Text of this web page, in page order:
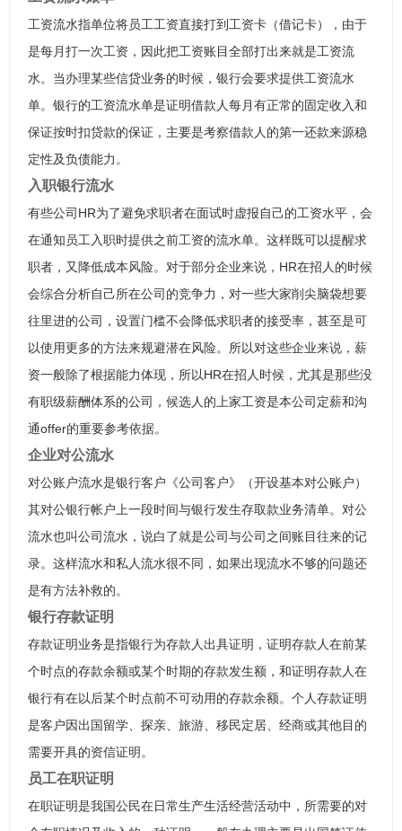
工资流水指单位将员工工资直接打到工资卡（借记卡），由于
是每月打一次工资，因此把工资账目全部打出来就是工资流
水。当办理某些信贷业务的时候，银行会要求提供工资流水
单。银行的工资流水单是证明借款人每月有正常的固定收入和
保证按时扣贷款的保证，主要是考察借款人的第一还款来源稳
定性及负债能力。
入职银行流水
有些公司HR为了避免求职者在面试时虚报自己的工资水平，会
在通知员工入职时提供之前工资的流水单。这样既可以提醒求
职者，又降低成本风险。对于部分企业来说，HR在招人的时候
会综合分析自己所在公司的竞争力，对一些大家削尖脑袋想要
往里进的公司，设置门槛不会降低求职者的接受率，甚至是可
以使用更多的方法来规避潜在风险。所以对这些企业来说，薪
资一般除了根据能力体现，所以HR在招人时候，尤其是那些没
有职级薪酬体系的公司，候选人的上家工资是本公司定薪和沟
通offer的重要参考依据。
企业对公流水
对公账户流水是银行客户《公司客户》（开设基本对公账户）
其对公银行帐户上一段时间与银行发生存取款业务清单。对公
流水也叫公司流水，说白了就是公司与公司之间账目往来的记
录。这样流水和私人流水很不同，如果出现流水不够的问题还
是有方法补救的。
银行存款证明
存款证明业务是指银行为存款人出具证明，证明存款人在前某
个时点的存款余额或某个时期的存款发生额，和证明存款人在
银行有在以后某个时点前不可动用的存款余额。个人存款证明
是客户因出国留学、探亲、旅游、移民定居、经商或其他目的
需要开具的资信证明。
员工在职证明
在职证明是我国公民在日常生产生活经营活动中，所需要的对